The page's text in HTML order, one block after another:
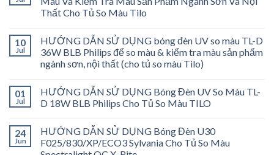
Thất Cho Tủ So Màu Tilo
10
Jul
HƯỚNG DẪN SỬ DỤNG bóng đèn UV so màu TL-D
36W BLB Philips để so màu & kiểm tra màu sản phẩm
ngành sơn, nội thất (cho tủ so màu Tilo)
01
Jul
HƯỚNG DẪN SỬ DỤNG Bóng Đèn UV So Màu TL-
D 18W BLB Philips Cho Tủ So Màu TILO
24
Jun
HƯỚNG DẪN SỬ DỤNG Bóng Đèn U30
F025/830/XP/ECO3 Sylvania Cho Tủ So Màu